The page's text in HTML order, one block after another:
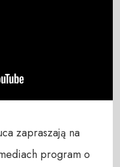
zapraszają na
program o